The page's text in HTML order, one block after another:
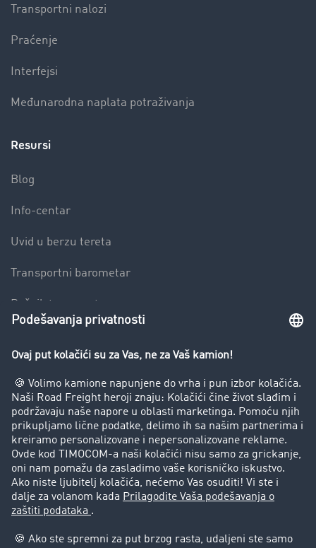
Transportni nalozi
Praćenje
Interfejsi
Međunarodna naplata potraživanja
Resursi
Blog
Info-centar
Uvid u berzu tereta
Transportni barometar
Rečnik transporta
Preduzeće
Uspešne priče
Korisnici preporučuju korisnike
Pravna pitanja
Impressum
Opšti uslovi korišćenja